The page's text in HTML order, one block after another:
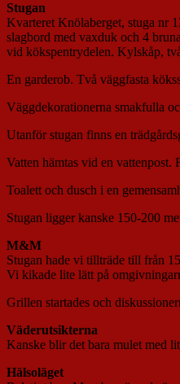
Stugan
Kvarteret Knölaberget, stuga nr
slagbord med vaxduk och 4
vid kökspentrydelen. Kylskåp,
En garderob. Två väggfasta
Väggdekorationerna smakfulla
Utanför stugan finns en
Vatten hämtas vid en vattenpost.
Toalett och dusch i en
Stugan ligger kanske 150-200
M&M
Stugan hade vi tillträde till från
Vi kikade lite lätt på
Grillen startades och
Väderutsikterna
Kanske blir det bara mulet med
Hälsoläget